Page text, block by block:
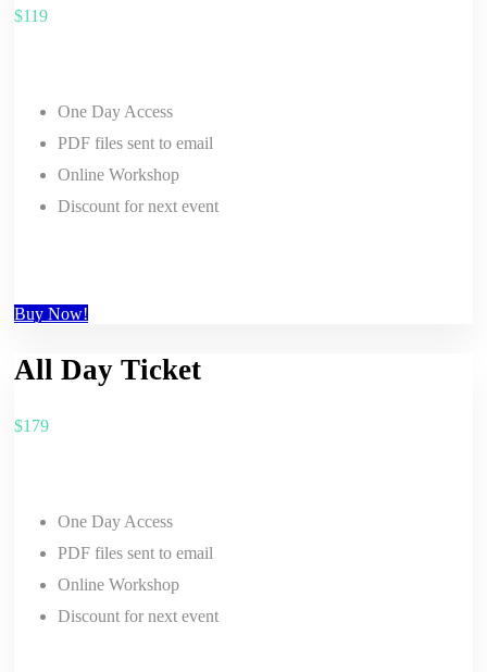
$119
One Day Access
PDF files sent to email
Online Workshop
Discount for next event
Buy Now!
All Day Ticket
$179
One Day Access
PDF files sent to email
Online Workshop
Discount for next event